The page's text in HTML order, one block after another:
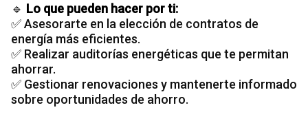
🔹 Lo que pueden hacer por ti:
✅ Asesorarte en la elección de contratos de
energía más eficientes.
✅ Realizar auditorías energéticas que te permitan
ahorrar.
✅ Gestionar renovaciones y mantenerte informado
sobre oportunidades de ahorro.